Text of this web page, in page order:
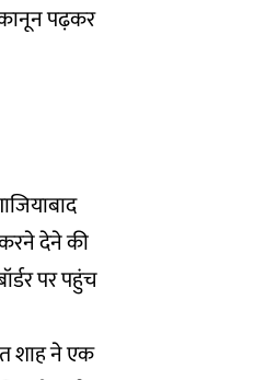
कानून पढ़कर
करने देने की
पर पहुंच
शाह ने एक